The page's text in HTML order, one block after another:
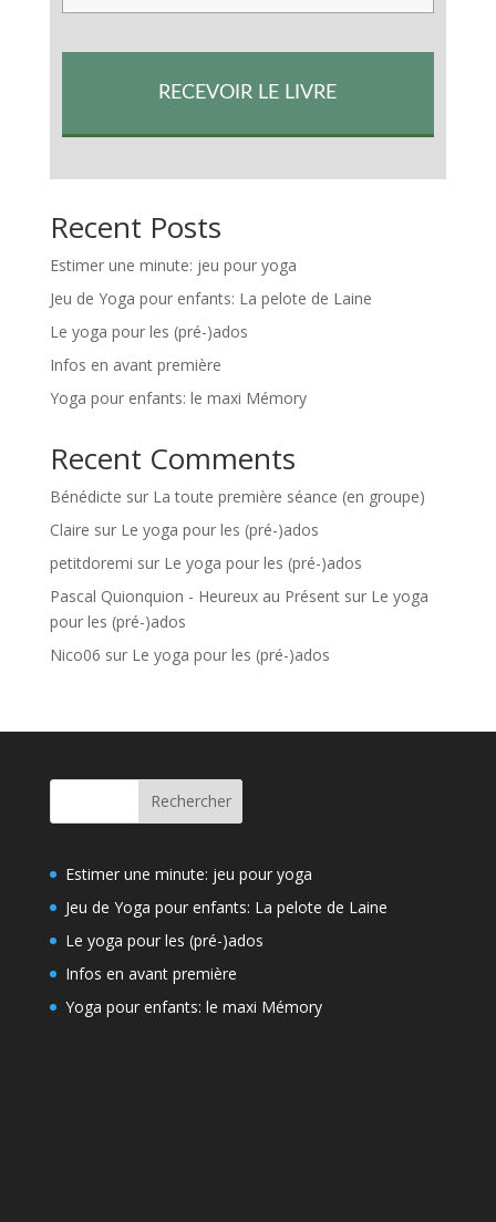
RECEVOIR LE LIVRE
Recent Posts
Estimer une minute: jeu pour yoga
Jeu de Yoga pour enfants: La pelote de Laine
Le yoga pour les (pré-)ados
Infos en avant première
Yoga pour enfants: le maxi Mémory
Recent Comments
Bénédicte sur La toute première séance (en groupe)
Claire sur Le yoga pour les (pré-)ados
petitdoremi sur Le yoga pour les (pré-)ados
Pascal Quionquion - Heureux au Présentsur Le yoga
pour les (pré-)ados
Nico06 sur Le yoga pour les (pré-)ados
Rechercher
Estimer une minute: jeu pour yoga
Jeu de Yoga pour enfants: La pelote de Laine
Le yoga pour les (pré-)ados
Infos en avant première
Yoga pour enfants: le maxi Mémory